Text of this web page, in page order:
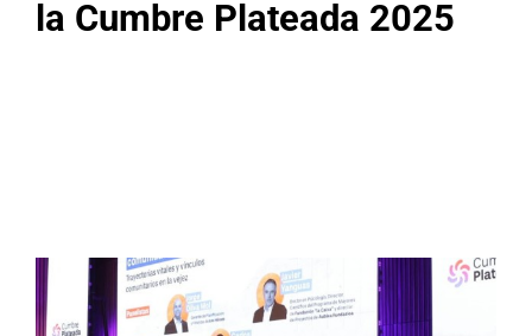
la Cumbre Plateada 2025